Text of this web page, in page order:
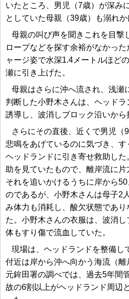
いたところ、男児（7歳）が深み
としていた母親（39歳）も溺れか
母親の叫び声を聞きこれを目撃
ロープなどを探す余裕がなかっ
ャージ姿で水深1.4メートルほど
瀬に引き上げた。
母親はさらに沖へ流され、浅瀬
判断した小野木さんは、ヘッド
誘導し、波消しブロック沿いから
さらにその直後、近くで男児（
悲鳴をあげているのに気づき、
ヘッドランドに引き寄せ救助し
助を見ていたもので、離岸流に片
それを追いかけるうちに岸から
のであるが、小野木さんは母子2
み体力も消耗し、酸欠状態であ
た。小野木さんの衣服は、波消
体もすり傷で流血していた。
現場は、ヘッドランドを整備し
付近は岸から沖へ向かう海流（
元鉾田署の調べでは、過去5年間
故の6割以上がヘッドランド周辺